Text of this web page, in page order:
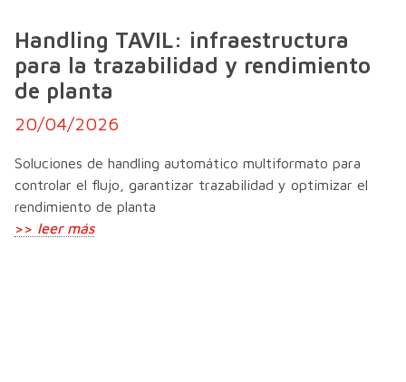
Handling TAVIL: infraestructura
para la trazabilidad y rendimiento
de planta
20/04/2026
Soluciones de handling automático multiformato para
controlar el flujo, garantizar trazabilidad y optimizar el
rendimiento de planta
>> leer más